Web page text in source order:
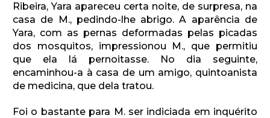
Ribeira, Yara apareceu certa noite, de surpresa, na
casa de M., pedindo-lhe abrigo. A aparência de
Yara, com as pernas deformadas pelas picadas
dos mosquitos, impressionou M., que permitiu
que ela lá pernoitasse. No dia seguinte,
encaminhou-a à casa de um amigo, quintoanista
de medicina, que dela tratou.
Foi o bastante para M. ser indiciada em inquérito